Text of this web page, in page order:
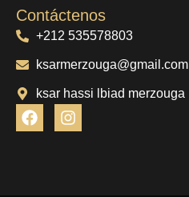
Contáctenos
+212 535578803
ksarmerzouga@gmail.com
ksar hassi lbiad merzouga
F
a
I
n